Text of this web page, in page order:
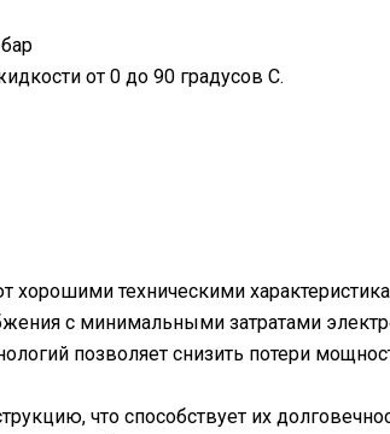
от 0 до 90 градусов С.
техническими
с минимальными затратами
позволяет снизить потери
что способствует их